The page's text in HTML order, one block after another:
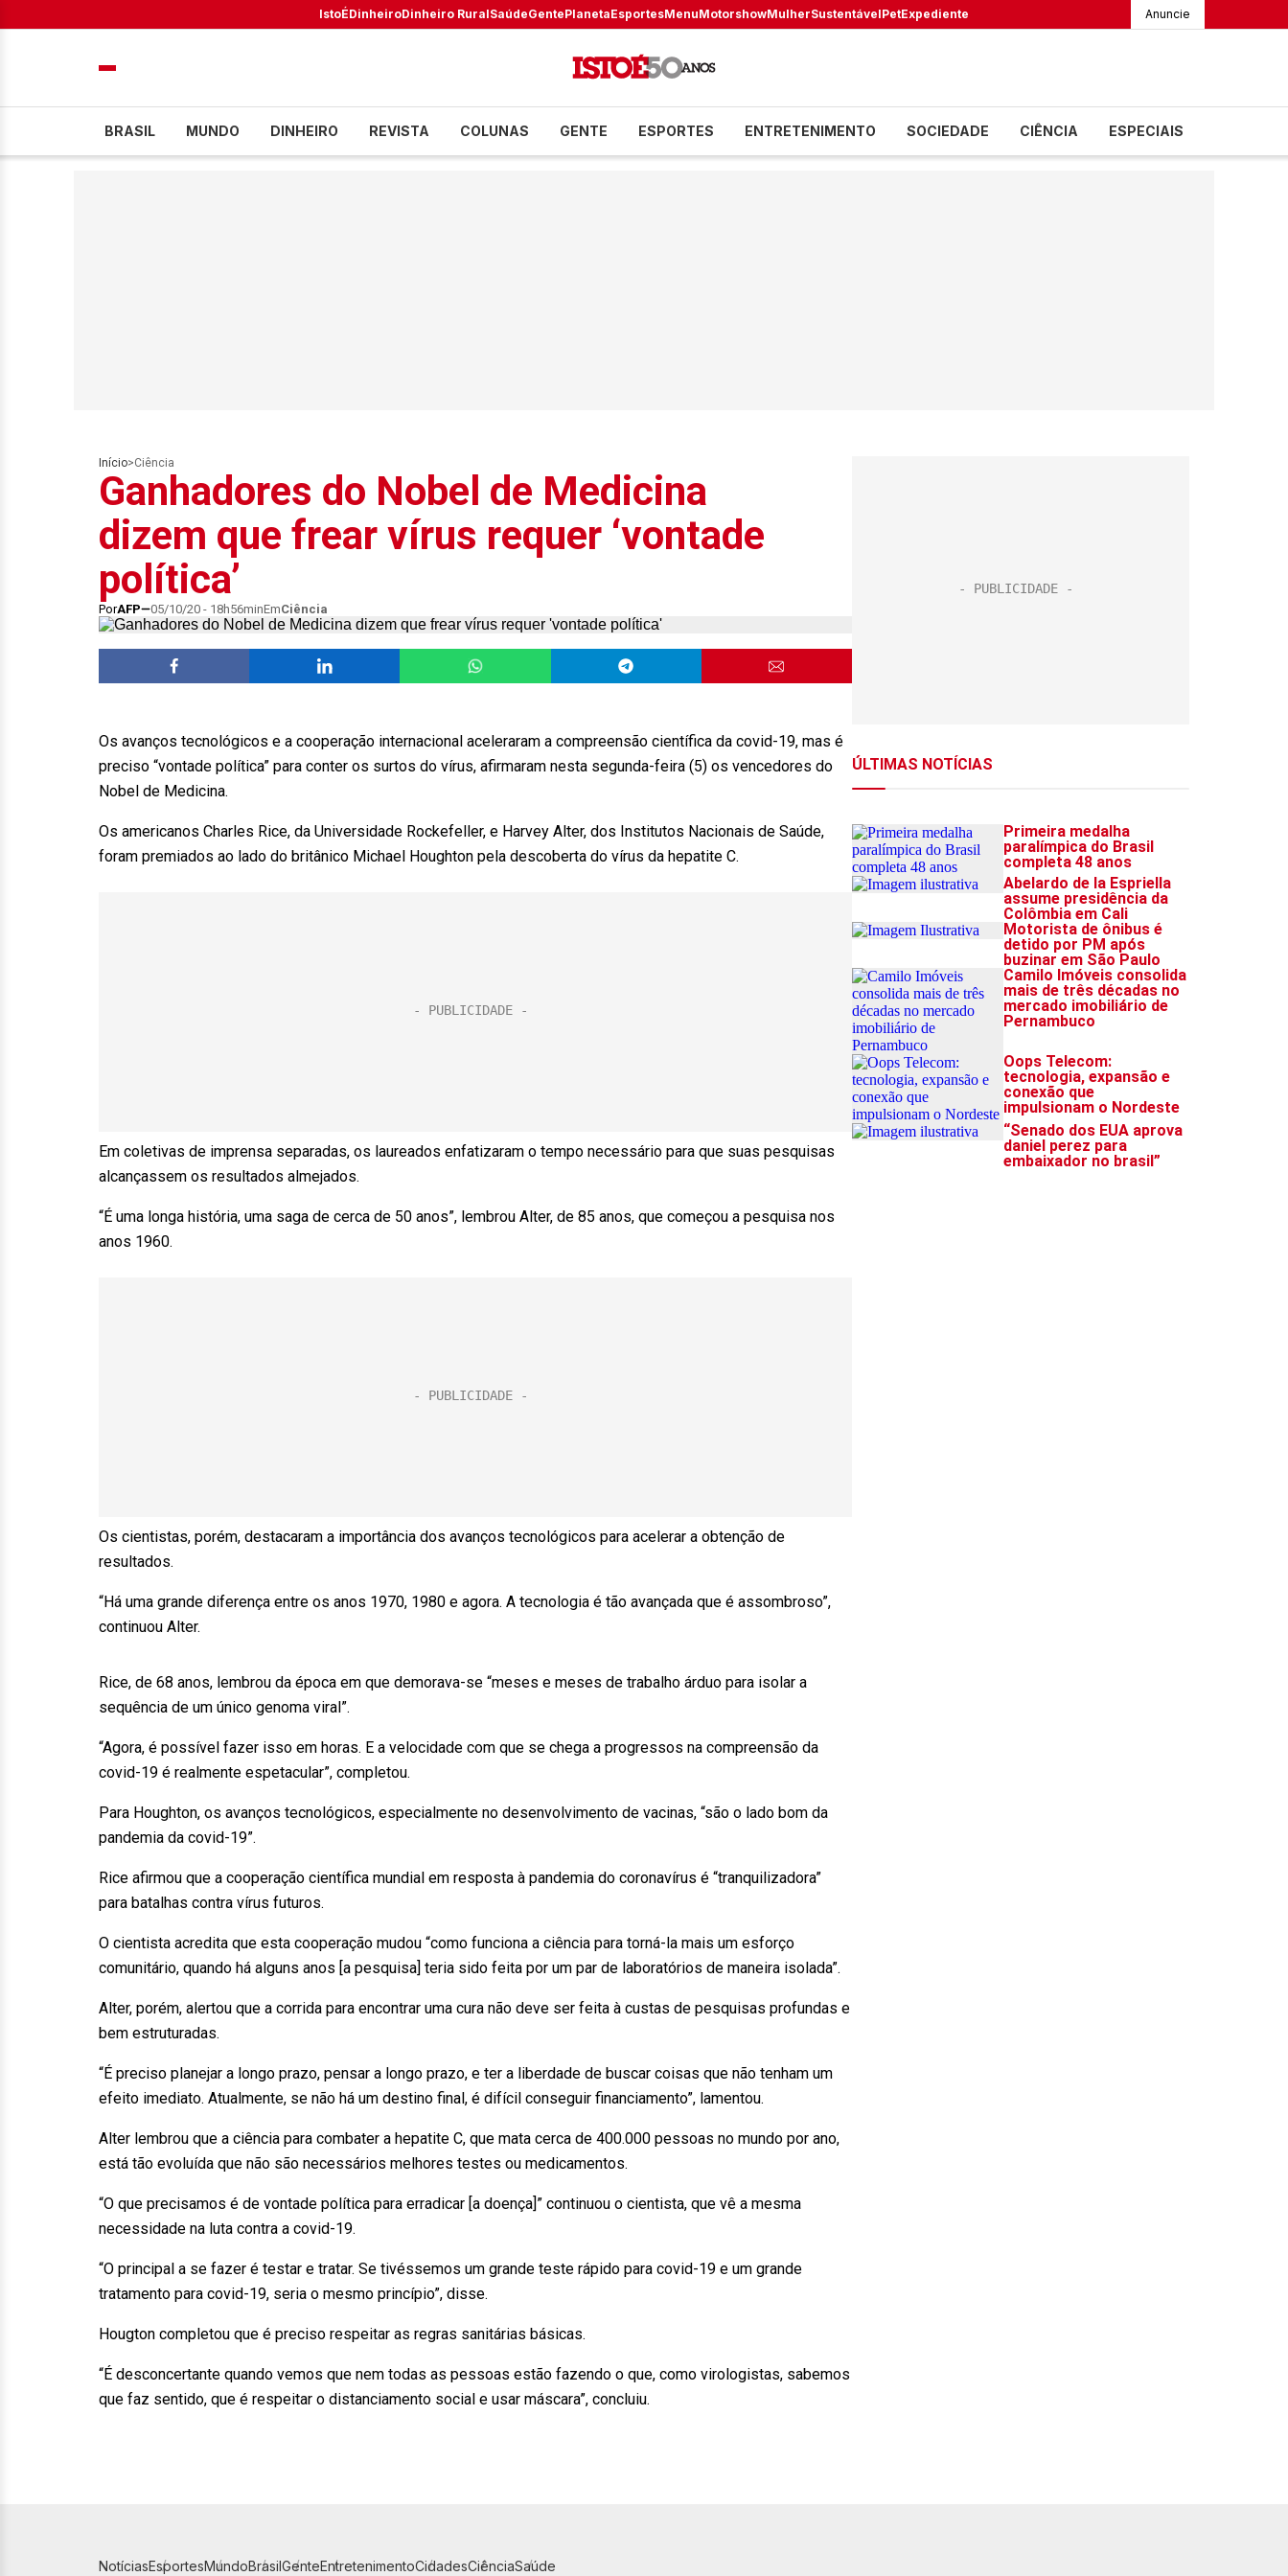
IstoÉDinheiroDinheiro RuralSaúdeGentePlanetaEsportesMenuMotorshowMulherSustentávelPetExpediente Anuncie
BRASIL MUNDO DINHEIRO REVISTA COLUNAS GENTE ESPORTES ENTRETENIMENTO SOCIEDADE CIÊNCIA ESPECIAIS
Início>Ciência
Ganhadores do Nobel de Medicina
dizem que frear vírus requer ‘vontade
política’
PorAFP 05/10/20 - 18h56minEmCiência
Os avanços tecnológicos e a cooperação internacional aceleraram a compreensão científica da covid-19, mas é
preciso “vontade política” para conter os surtos do vírus, afirmaram nesta segunda-feira (5) os vencedores do
Nobel de Medicina.
Os americanos Charles Rice, da Universidade Rockefeller, e Harvey Alter, dos Institutos Nacionais de Saúde,
foram premiados ao lado do britânico Michael Houghton pela descoberta do vírus da hepatite C.
Em coletivas de imprensa separadas, os laureados enfatizaram o tempo necessário para que suas pesquisas
alcançassem os resultados almejados.
“É uma longa história, uma saga de cerca de 50 anos”, lembrou Alter, de 85 anos, que começou a pesquisa nos
anos 1960.
Os cientistas, porém, destacaram a importância dos avanços tecnológicos para acelerar a obtenção de
resultados.
“Há uma grande diferença entre os anos 1970, 1980 e agora. A tecnologia é tão avançada que é assombroso”,
continuou Alter.
Rice, de 68 anos, lembrou da época em que demorava-se “meses e meses de trabalho árduo para isolar a
sequência de um único genoma viral”.
“Agora, é possível fazer isso em horas. E a velocidade com que se chega a progressos na compreensão da
covid-19 é realmente espetacular”, completou.
Para Houghton, os avanços tecnológicos, especialmente no desenvolvimento de vacinas, “são o lado bom da
pandemia da covid-19”.
Rice afirmou que a cooperação científica mundial em resposta à pandemia do coronavírus é “tranquilizadora”
para batalhas contra vírus futuros.
O cientista acredita que esta cooperação mudou “como funciona a ciência para torná-la mais um esforço
comunitário, quando há alguns anos [a pesquisa] teria sido feita por um par de laboratórios de maneira isolada”.
Alter, porém, alertou que a corrida para encontrar uma cura não deve ser feita à custas de pesquisas profundas e
bem estruturadas.
“É preciso planejar a longo prazo, pensar a longo prazo, e ter a liberdade de buscar coisas que não tenham um
efeito imediato. Atualmente, se não há um destino final, é difícil conseguir financiamento”, lamentou.
Alter lembrou que a ciência para combater a hepatite C, que mata cerca de 400.000 pessoas no mundo por ano,
está tão evoluída que não são necessários melhores testes ou medicamentos.
“O que precisamos é de vontade política para erradicar [a doença]” continuou o cientista, que vê a mesma
necessidade na luta contra a covid-19.
“O principal a se fazer é testar e tratar. Se tivéssemos um grande teste rápido para covid-19 e um grande
tratamento para covid-19, seria o mesmo princípio”, disse.
Hougton completou que é preciso respeitar as regras sanitárias básicas.
“É desconcertante quando vemos que nem todas as pessoas estão fazendo o que, como virologistas, sabemos
que faz sentido, que é respeitar o distanciamento social e usar máscara”, concluiu.
NotíciasEsportesMundoBrasilGenteEntretenimentoCidadesCiênciaSaúde